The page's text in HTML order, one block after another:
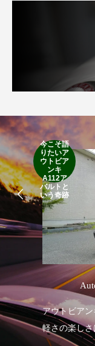
今こそ語
りたいア
ウトビア
ンキ
A112ア
バルトと
いう奇跡
アウトビア
軽さの楽しさ